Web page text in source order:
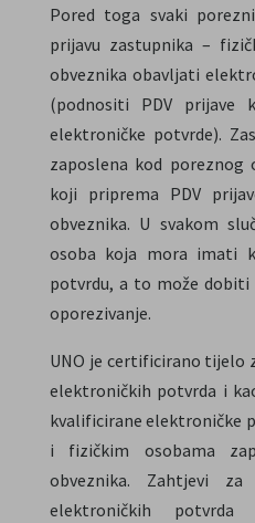
Pored toga svaki
prijavu zastupnika –
obveznika obavljati
(podnositi PDV prijave
elektroničke potvrde).
zaposlena kod poreznog
koji priprema PDV
obveznika. U svakom
osoba koja mora imati
potvrdu, a to može dobiti
oporezivanje.
UNO je certificirano tijelo
elektroničkih potvrda i
kvalificirane elektroničke
i fizičkim osobama
obveznika. Zahtjevi za
elektroničkih